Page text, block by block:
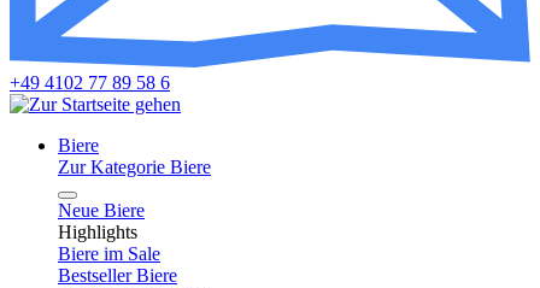
+49 4102 77 89 58 6
Biere
Zur Kategorie Biere
Neue Biere
Highlights
Biere im Sale
Bestseller Biere